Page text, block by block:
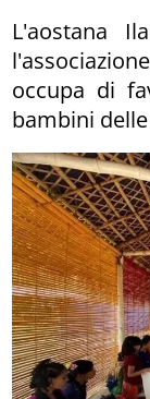
L'aostana
occupa di
bambini